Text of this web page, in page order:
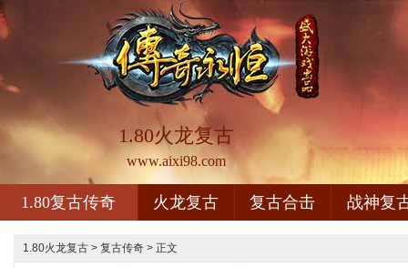
1.80火龙复古
www.aixi98.com
1.80复古传奇 火龙复古 复古合击 战神复
1.80火龙复古 > 复古传奇 > 正文